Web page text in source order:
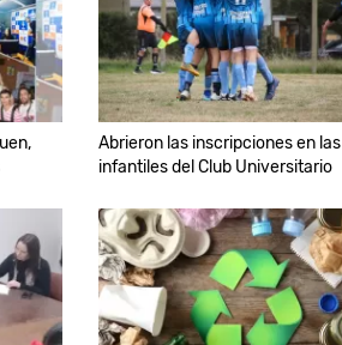
Abrieron las inscripciones en las
infantiles del Club Universitario